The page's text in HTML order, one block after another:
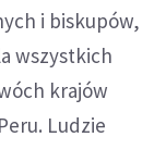
i biskupów,
wszystkich
krajów
Ludzie